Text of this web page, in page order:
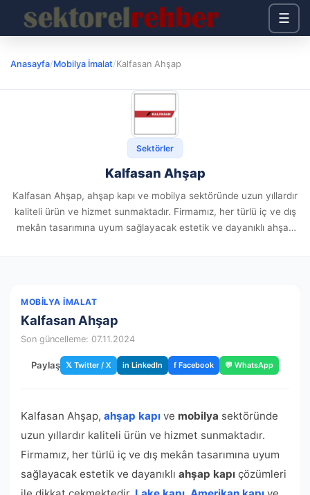
☰
Anasayfa/Mobilya İmalat/Kalfasan Ahşap
Sektörler
Kalfasan Ahşap
Kalfasan Ahşap, ahşap kapı ve mobilya sektöründe uzun yıllardır
kaliteli ürün ve hizmet sunmaktadır. Firmamız, her türlü iç ve dış
mekân tasarımına uyum sağlayacak estetik ve dayanıklı ahşap
MOBILYA İMALAT
Kalfasan Ahşap
Son güncelleme: 07.11.2024
Paylaş 𝕏 Twitter / X in LinkedIn f Facebook 💬 WhatsApp
Kalfasan Ahşap, ahşap kapı ve mobilya sektöründe
uzun yıllardır kaliteli ürün ve hizmet sunmaktadır.
Firmamız, her türlü iç ve dış mekân tasarımına uyum
sağlayacak estetik ve dayanıklı ahşap kapı çözümleri